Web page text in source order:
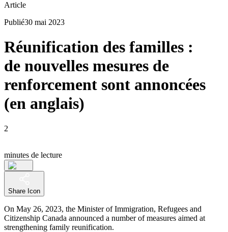
Article
Publié30 mai 2023
Réunification des familles :
de nouvelles mesures de
renforcement sont annoncées
(en anglais)
2
minutes de lecture
Share Icon
On May 26, 2023, the Minister of Immigration, Refugees and
Citizenship Canada announced a number of measures aimed at
strengthening family reunification.